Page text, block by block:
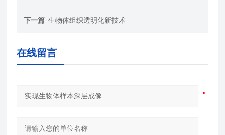
下一篇 生物体组织透明化新技术
在线留言